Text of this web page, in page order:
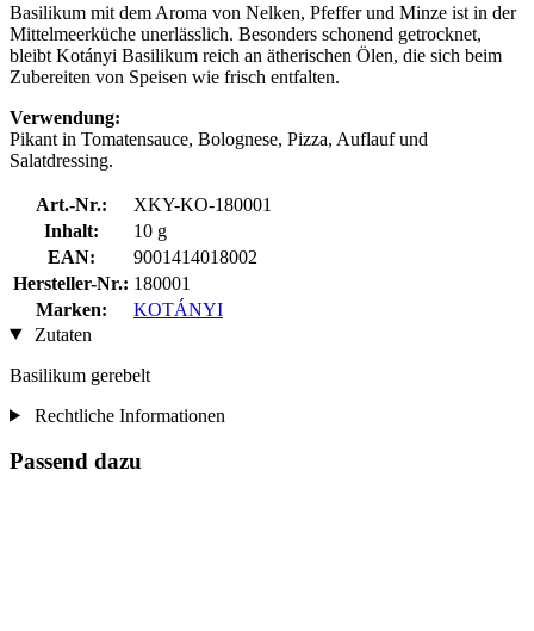
Basilikum mit dem Aroma von Nelken, Pfeffer und Minze ist in der
Mittelmeerküche unerlässlich. Besonders schonend getrocknet,
bleibt Kotányi Basilikum reich an ätherischen Ölen, die sich beim
Zubereiten von Speisen wie frisch entfalten.
Verwendung:
Pikant in Tomatensauce, Bolognese, Pizza, Auflauf und
Salatdressing.
Art.-Nr.:
XKY-KO-180001
Inhalt:
10 g
EAN:
9001414018002
Hersteller-Nr.: 180001
Marken:
KOTÁNYI
Zutaten
Basilikum gerebelt
Rechtliche Informationen
Passend dazu